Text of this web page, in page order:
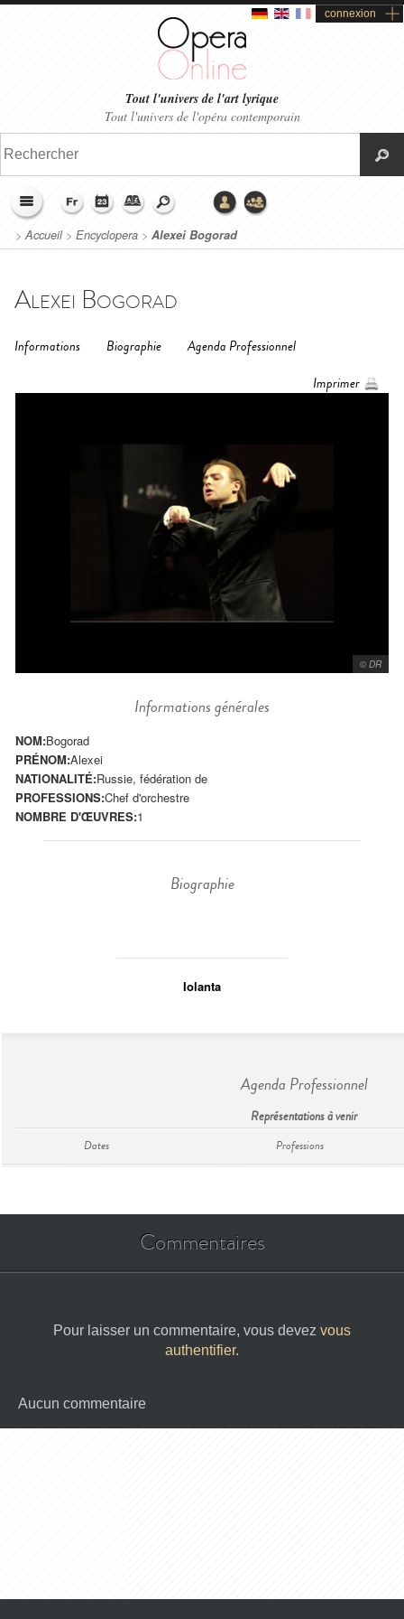
connexion
Tout l'univers de l'art lyrique
Tout l'univers de l'opéra contemporain
>Accueil> Encyclopera > Alexei Bogorad
Alexei Bogorad
Informations Biographie
Agenda Professionnel
Imprimer
© DR
Informations générales
NOM:Bogorad
PRÉNOM:Alexei
NATIONALITÉ:Russie, fédération de
PROFESSIONS:Chef d'orchestre
NOMBRE D'ŒUVRES:1
Biographie
Iolanta
Agenda Professionnel
Représentations à venir
Dates Professions
Commentaires
Pour laisser un commentaire, vous devez vous
authentifier.
Aucun commentaire